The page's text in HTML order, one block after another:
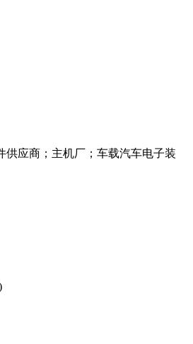
应商；主机厂；车载汽车电子装